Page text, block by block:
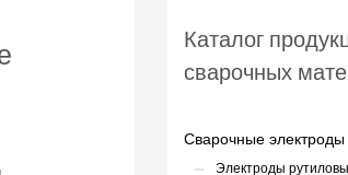
Каталог
сварочных
Сварочные электроды
Электроды